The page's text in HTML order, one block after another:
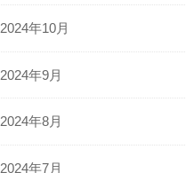
2024年10月
2024年9月
2024年8月
2024年7月